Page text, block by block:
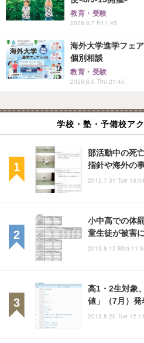
教育・受験
2026.8.7 Fri 1:45
海外大学進学フェ
個別相談
教育・受験
2026.8.6 Thu 21:45
学校・塾・予備校ア
部活動中の死
指針や海外の
2012.7.31 Tue 13:04
小中高での体
童生徒が被害
2013.8.12 Mon
高1・2生対象
値」（7月）発
2013.8.20 Tue 12:11